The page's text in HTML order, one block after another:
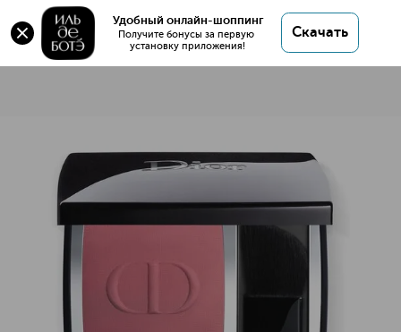
Удобный онлайн-шоппинг
Получите бонусы за первую
установку приложения!
Скачать
Характеристики